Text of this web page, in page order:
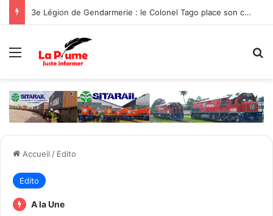
Personne malade et sans ressources : Comment le Ministère de la Famille et de la Solidarité intervient-il ?
Menu
Accueil / Edito
Edito
A la Une